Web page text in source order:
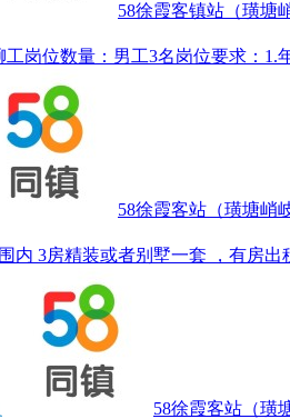
58徐霞客镇站（璜塘
岗位数量：男工3名岗位要求：1.
58徐霞客站（璜塘峭
内 3房精装或者别墅一套 ，有房出
58徐霞客站（璜